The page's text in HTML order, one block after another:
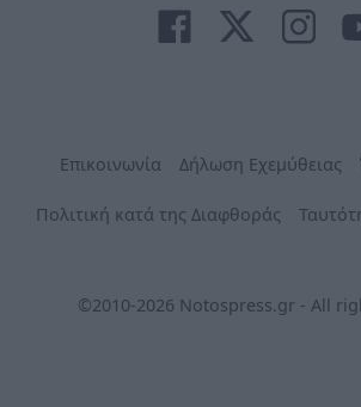
Επικοινωνία Δήλωση Εχεμύθειας
Πολιτική κατά της Διαφθοράς
©2010-2026 Notospress.gr - All